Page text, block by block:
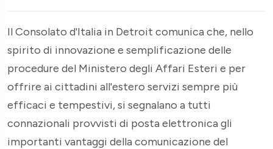
Il Consolato d'Italia in Detroit comunica che, nello
spirito di innovazione e semplificazione delle
procedure del Ministero degli Affari Esteri e per
offrire ai cittadini all'estero servizi sempre più
efficaci e tempestivi, si segnalano a tutti
connazionali provvisti di posta elettronica gli
importanti vantaggi della comunicazione del